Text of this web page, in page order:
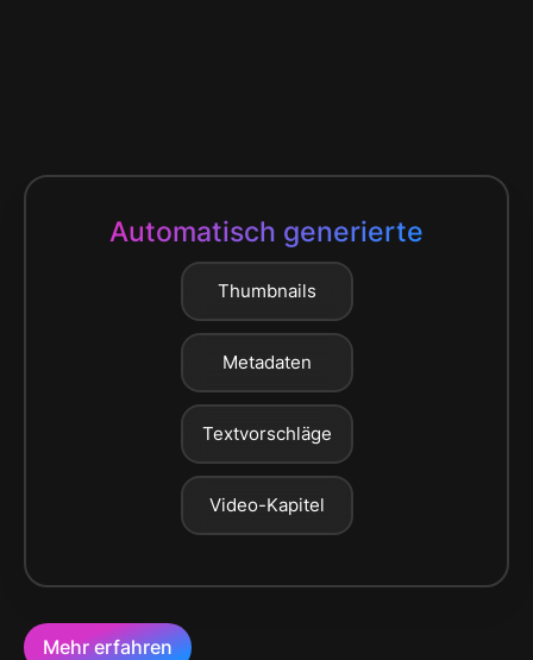
Automatisch generierte
Thumbnails
Metadaten
Textvorschläge
Video-Kapitel
Mehr erfahren